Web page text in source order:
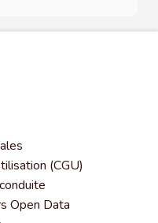
(CGU)
Open Data